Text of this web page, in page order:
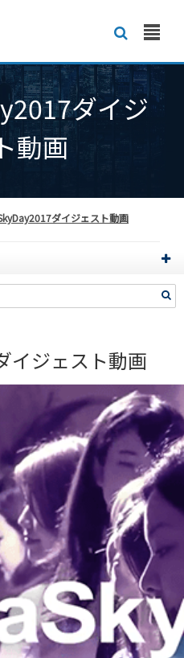
ダイジ
動画
ダイジェスト動画
イジェスト動画